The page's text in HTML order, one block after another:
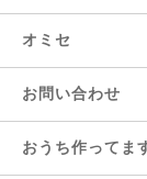
オミセ
お問い合わせ
おうち作って